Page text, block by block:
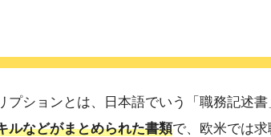
プションとは、日本語でいう「職務記述書
ルなどがまとめられた書類で、欧米では